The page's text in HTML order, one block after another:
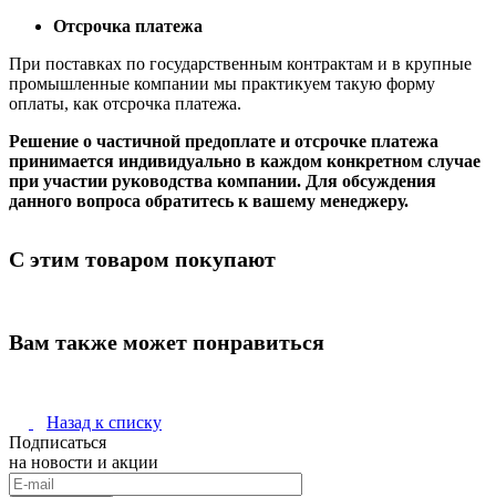
Отсрочка платежа
При поставках по государственным контрактам и в крупные
промышленные компании мы практикуем такую форму
оплаты, как отсрочка платежа.
Решение о частичной предоплате и отсрочке платежа
принимается индивидуально в каждом конкретном случае
при участии руководства компании. Для обсуждения
данного вопроса обратитесь к вашему менеджеру.
С этим товаром покупают
Вам также может понравиться
Назад к списку
Подписаться
на новости и акции